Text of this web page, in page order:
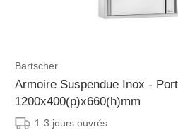
Bartscher
Armoire Suspendue Inox -
1200x400(p)x660(h)mm
1-3 jours ouvrés